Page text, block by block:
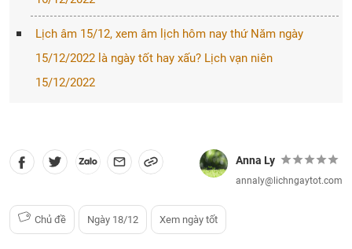
Lịch âm 15/12, xem âm lịch hôm nay thứ Năm ngày
15/12/2022 là ngày tốt hay xấu? Lịch vạn niên
15/12/2022
Anna Ly
annaly@lichngaytot.com
Chủ đề Ngày 18/12 Xem ngày tốt